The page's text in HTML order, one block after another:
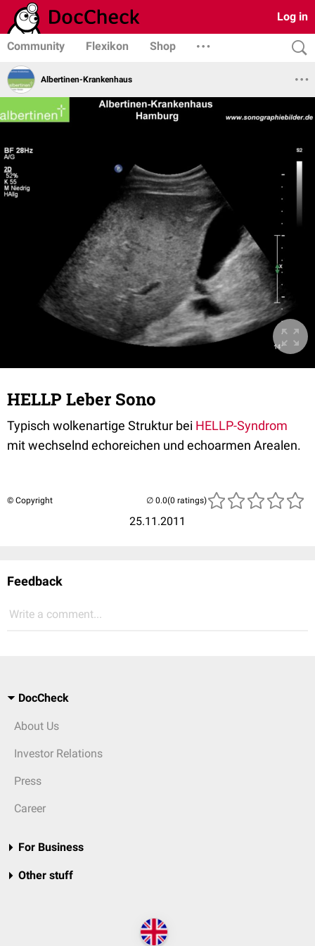
Log in
Community Flexikon Shop
Albertinen-Krankenhaus
HELLP Leber Sono
Typisch wolkenartige Struktur bei HELLP-Syndrom
mit wechselnd echoreichen und echoarmen Arealen.
© Copyright
25.11.2011
(0 ratings)
Feedback
Write a comment...
DocCheck
About Us
Investor Relations
Press
Career
For Business
Other stuff